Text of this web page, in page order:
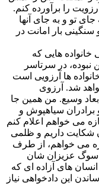
را برآورده کنم.
تو و به جای آنها
بار امانت در
هایی که
نبوده، در سرتاسر
ها آرزویی است
شد. آرزوی
وسیع. من همین جا
برادران سیاهپوش و
می خواهم اعلام کنم
شکایت داریم و ظلمی
می خواهم، از طرف
سوگ عزیزان شان
های آزاده ای که
این دادخواهی نیاز